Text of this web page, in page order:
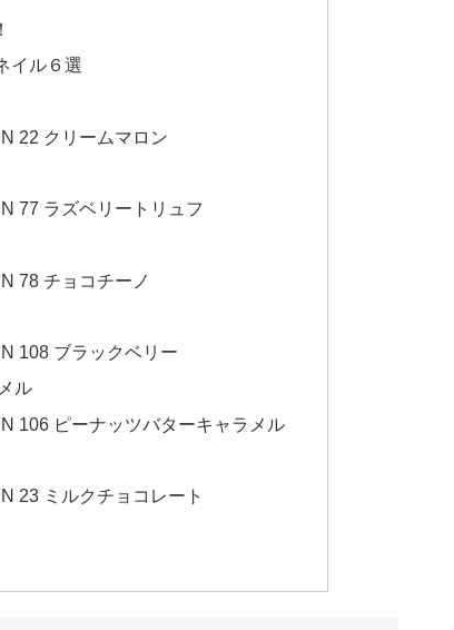
イル６選
22 クリームマロン
77 ラズベリートリュフ
78 チョコチーノ
108 ブラックベリー
ル
106 ピーナッツバターキャラメル
23 ミルクチョコレート